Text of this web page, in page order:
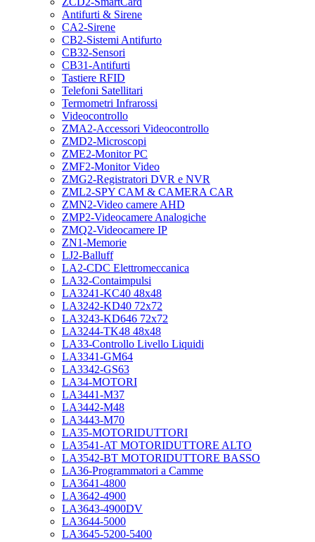
Antifurti & Sirene
CA2-Sirene
CB2-Sistemi Antifurto
CB32-Sensori
CB31-Antifurti
Tastiere RFID
Telefoni Satellitari
Termometri Infrarossi
Videocontrollo
ZMA2-Accessori Videocontrollo
ZMD2-Microscopi
ZME2-Monitor PC
ZMF2-Monitor Video
ZMG2-Registratori DVR e NVR
ZML2-SPY CAM & CAMERA CAR
ZMN2-Video camere AHD
ZMP2-Videocamere Analogiche
ZMQ2-Videocamere IP
ZN1-Memorie
LJ2-Balluff
LA2-CDC Elettromeccanica
LA32-Contaimpulsi
LA3241-KC40 48x48
LA3242-KD40 72x72
LA3243-KD646 72x72
LA3244-TK48 48x48
LA33-Controllo Livello Liquidi
LA3341-GM64
LA3342-GS63
LA34-MOTORI
LA3441-M37
LA3442-M48
LA3443-M70
LA35-MOTORIDUTTORI
LA3541-AT MOTORIDUTTORE ALTO
LA3542-BT MOTORIDUTTORE BASSO
LA36-Programmatori a Camme
LA3641-4800
LA3642-4900
LA3643-4900DV
LA3644-5000
LA3645-5200-5400